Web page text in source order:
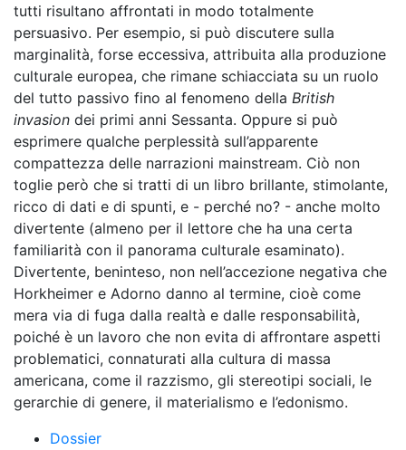
tutti risultano affrontati in modo totalmente
persuasivo. Per esempio, si può discutere sulla
marginalità, forse eccessiva, attribuita alla produzione
culturale europea, che rimane schiacciata su un ruolo
del tutto passivo fino al fenomeno della British
invasion dei primi anni Sessanta. Oppure si può
esprimere qualche perplessità sull’apparente
compattezza delle narrazioni mainstream. Ciò non
toglie però che si tratti di un libro brillante, stimolante,
ricco di dati e di spunti, e - perché no? - anche molto
divertente (almeno per il lettore che ha una certa
familiarità con il panorama culturale esaminato).
Divertente, beninteso, non nell’accezione negativa che
Horkheimer e Adorno danno al termine, cioè come
mera via di fuga dalla realtà e dalle responsabilità,
poiché è un lavoro che non evita di affrontare aspetti
problematici, connaturati alla cultura di massa
americana, come il razzismo, gli stereotipi sociali, le
gerarchie di genere, il materialismo e l’edonismo.
Dossier